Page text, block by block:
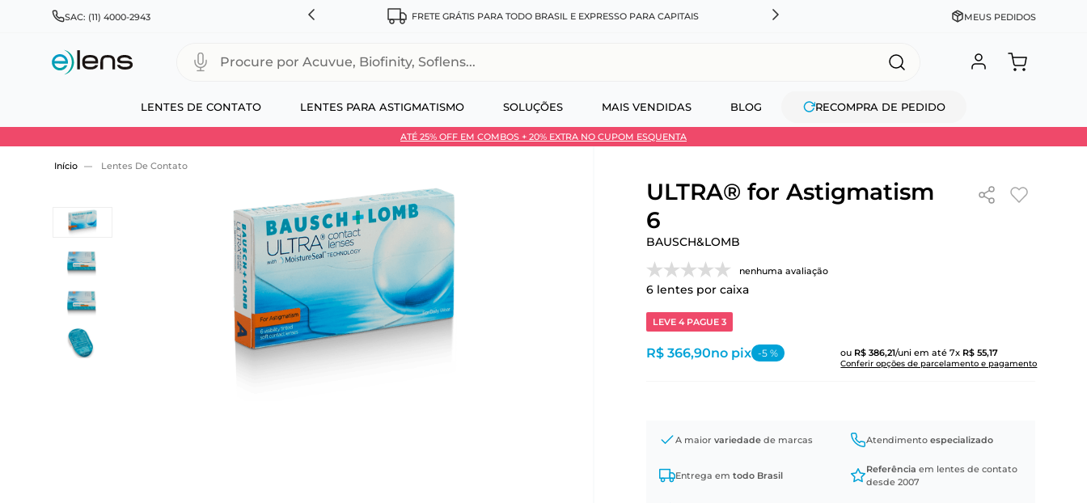
SAC: (11) 4000-2943
& JOHNSON, ALCON, BAUSCH+LOMB E COOPERVISION FRETE GRÁTIS PARA TODO BRASIL E EXPRESSO PARA CAPITAIS CADASTRE-SE GANHE 10% NA PRIMEIRA COMPRA +
MEUS PEDIDOS
LENTES DE CONTATO LENTES PARA ASTIGMATISMO SOLUÇÕES MAIS VENDIDAS BLOG RECOMPRA DE PEDIDO
Procure por Acuvue, Biofinity, Soflens...
ATÉ 25% OFF EM COMBOS + 20% EXTRA NO CUPOM ESQUENTA
Use 30HOJE e ganhe 30% OFF + economia extra no Pix
Lentes De Contato
ULTRA® for Astigmatism
6
BAUSCH&LOMB
nenhuma avaliação
6lentes por caixa
LEVE 4 PAGUE 3
ou R$ 386,21/uni em até7x R$ 55,17
Conferir opções de parcelamento e pagamento
R$ 366,90no pix -5%
A maior variedadede marcas Atendimentoespecializado
Entrega em todo Brasil
Referência em lentes de contato
desde 2007